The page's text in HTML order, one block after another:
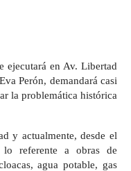
ejecutará en Av. Libertad
Perón, demandará casi
la problemática histórica
y actualmente, desde el
referente a obras de
agua potable, gas